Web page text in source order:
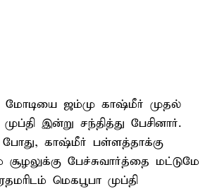
மோடியை ஜம்மு காஷ்மீர் முதல்
முப்தி இன்று சந்தித்து பேசினார்.
போது, காஷ்மீர் பள்ளத்தாக்கு
சூழலுக்கு பேச்சுவார்த்தை மட்டுமே
மெகபூபா முப்தி